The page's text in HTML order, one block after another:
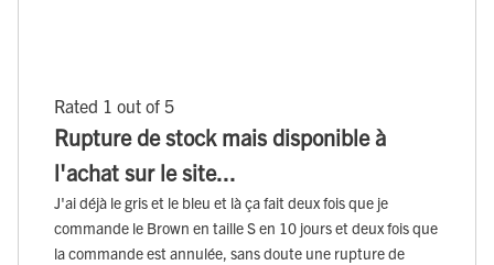
Rated 1 out of 5
Rupture de stock mais disponible à
l'achat sur le site...
J'ai déjà le gris et le bleu et là ça fait deux fois que je
commande le Brown en taille S en 10 jours et deux fois que
la commande est annulée, sans doute une rupture de